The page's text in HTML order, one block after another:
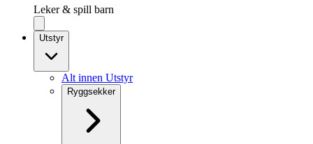
Leker & spill barn
Utstyr
Alt innen Utstyr
Ryggsekker